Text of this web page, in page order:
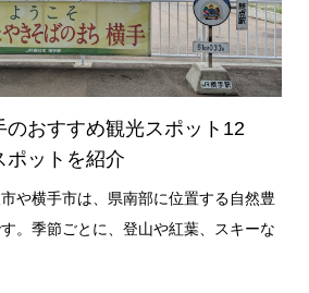
のおすすめ観光スポット12
ポットを紹介
や横手市は、県南部に位置する自然豊
。季節ごとに、登山や紅葉、スキーな